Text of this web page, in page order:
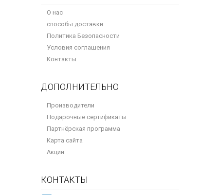
О нас
способы доставки
Политика Безопасности
Условия соглашения
Контакты
ДОПОЛНИТЕЛЬНО
Производители
Подарочные сертификаты
Партнёрская программа
Карта сайта
Акции
КОНТАКТЫ